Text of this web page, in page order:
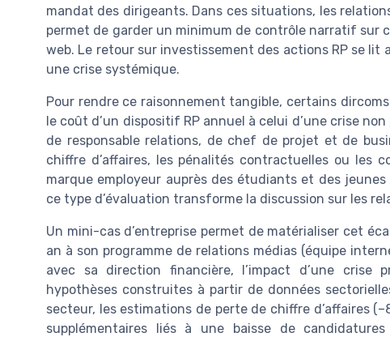
mandat des dirigeants. Dans ces situations, les
permet de garder un minimum de contrôle narratif sur
web. Le retour sur investissement des actions RP se
une crise systémique.
Pour rendre ce raisonnement tangible, certains
le coût d’un dispositif RP annuel à celui d’une crise
de responsable relations, de chef de projet et de
chiffre d’affaires, les pénalités contractuelles ou les
marque employeur auprès des étudiants et des
ce type d’évaluation transforme la discussion sur les
Un mini-cas d’entreprise permet de matérialiser cet
an à son programme de relations médias (équipe
avec sa direction financière, l’impact d’une crise
hypothèses construites à partir de données
secteur, les estimations de perte de chiffre d’affaires
supplémentaires liés à une baisse de